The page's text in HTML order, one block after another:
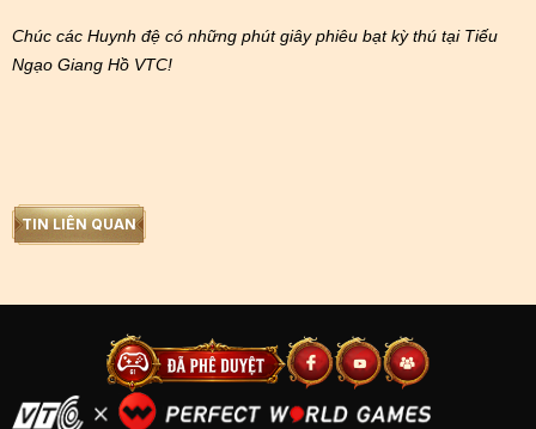
Chúc các Huynh đệ có những phút giây phiêu bạt kỳ thú tại Tiếu
Ngạo Giang Hồ VTC!
TIN LIÊN QUAN